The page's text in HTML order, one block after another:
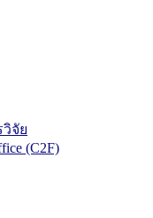
จัย
(C2F)